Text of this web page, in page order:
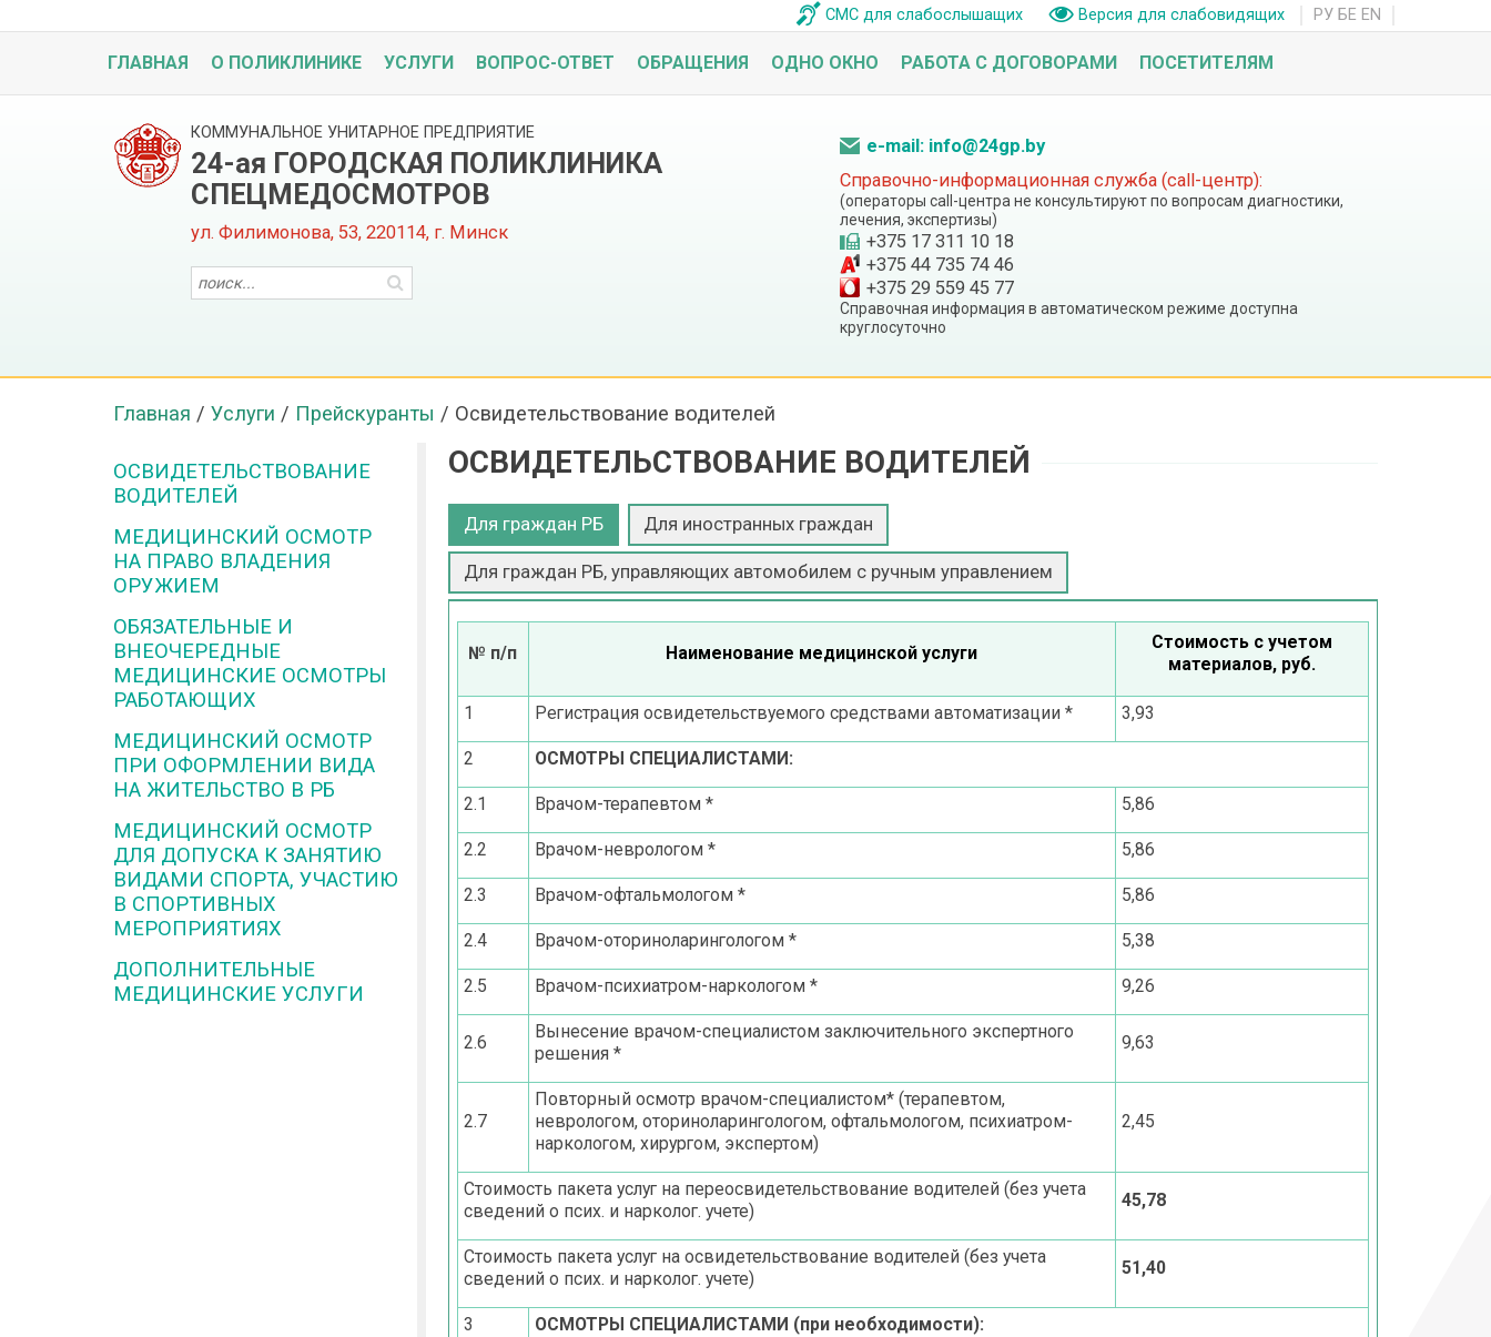
СМС для слабослышащих Версия для слабовидящих РУ БЕ EN
ГЛАВНАЯ О ПОЛИКЛИНИКЕ УСЛУГИ ВОПРОС-ОТВЕТ ОБРАЩЕНИЯ ОДНО ОКНО РАБОТА С ДОГОВОРАМИ ПОСЕТИТЕЛЯМ
КОММУНАЛЬНОЕ УНИТАРНОЕ ПРЕДПРИЯТИЕ
24-ая ГОРОДСКАЯ ПОЛИКЛИНИКА
СПЕЦМЕДОСМОТРОВ
ул. Филимонова, 53, 220114, г. Минск
e-mail: info@24gp.by
Справочно-информационная служба (call-центр):
(операторы call-центра не консультируют по вопросам диагностики,
лечения, экспертизы)
+375 17 311 10 18
+375 44 735 74 46
+375 29 559 45 77
Справочная информация в автоматическом режиме доступна
круглосуточно
Главная / Услуги / Прейскуранты / Освидетельствование водителей
ОСВИДЕТЕЛЬСТВОВАНИЕ ВОДИТЕЛЕЙ
Для граждан РБ Для иностранных граждан
Для граждан РБ, управляющих автомобилем с ручным управлением
№ п/п Наименование медицинской услуги
Стоимость с учетом
материалов, руб.
1 Регистрация освидетельствуемого средствами автоматизации * 3,93
2 ОСМОТРЫ СПЕЦИАЛИСТАМИ:
2.1 Врачом-терапевтом * 5,86
2.2 Врачом-неврологом * 5,86
2.3 Врачом-офтальмологом * 5,86
2.4 Врачом-оториноларингологом * 5,38
2.5 Врачом-психиатром-наркологом * 9,26
2.6
Вынесение врачом-специалистом заключительного экспертного
решения *
9,63
2.7
Повторный осмотр врачом-специалистом* (терапевтом,
неврологом, оториноларингологом, офтальмологом, психиатром-
наркологом, хирургом, экспертом)
2,45
Стоимость пакета услуг на переосвидетельствование водителей (без учета
сведений о псих. и нарколог. учете)
45,78
Стоимость пакета услуг на освидетельствование водителей (без учета
сведений о псих. и нарколог. учете)
51,40
3 ОСМОТРЫ СПЕЦИАЛИСТАМИ (при необходимости):
ОСВИДЕТЕЛЬСТВОВАНИЕ
ВОДИТЕЛЕЙ
МЕДИЦИНСКИЙ ОСМОТР
НА ПРАВО ВЛАДЕНИЯ
ОРУЖИЕМ
ОБЯЗАТЕЛЬНЫЕ И
ВНЕОЧЕРЕДНЫЕ
МЕДИЦИНСКИЕ ОСМОТРЫ
РАБОТАЮЩИХ
МЕДИЦИНСКИЙ ОСМОТР
ПРИ ОФОРМЛЕНИИ ВИДА
НА ЖИТЕЛЬСТВО В РБ
МЕДИЦИНСКИЙ ОСМОТР
ДЛЯ ДОПУСКА К ЗАНЯТИЮ
ВИДАМИ СПОРТА, УЧАСТИЮ
В СПОРТИВНЫХ
МЕРОПРИЯТИЯХ
ДОПОЛНИТЕЛЬНЫЕ
МЕДИЦИНСКИЕ УСЛУГИ